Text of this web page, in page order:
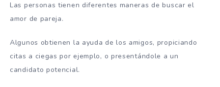
Las personas tienen diferentes maneras de buscar el
amor de pareja.
Algunos obtienen la ayuda de los amigos, propiciando
citas a ciegas por ejemplo, o presentándole a un
candidato potencial.